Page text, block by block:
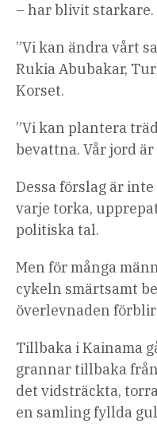
– har blivit starkare.
”Vi kan ändra vårt
Rukia Abubakar,
Korset.
”Vi kan plantera
bevattna. Vår jord
Dessa förslag är
varje torka,
politiska tal.
Men för många
cykeln smärtsamt
överlevnaden förblir
Tillbaka i Kainama
grannar tillbaka
det vidsträckta,
en samling fyllda